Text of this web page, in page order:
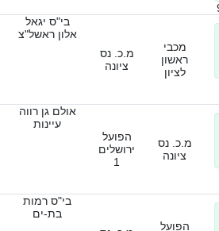
מכבי
ראשון
לציון
מ.כ. נס
ציונה
בי"ס יגאל
אלון ראשל"צ
מ.כ. נס
ציונה
הפועל
ירושלים
1
אולם גן רווה
עיינות
הפועל
בי"ס רמות
בת-ים